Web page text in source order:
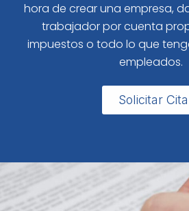
hora de crear una empresa,
trabajador por cuenta
impuestos o todo lo que
empleados.
Solicitar Cita